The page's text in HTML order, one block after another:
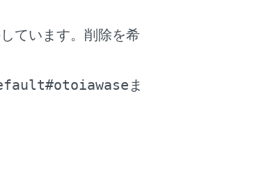
注意が不十分な場合、事故を
ています。削除を希
ま